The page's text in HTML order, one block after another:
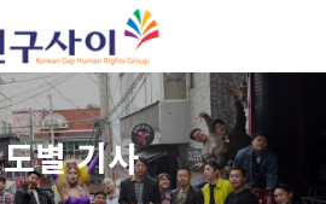
별 기사